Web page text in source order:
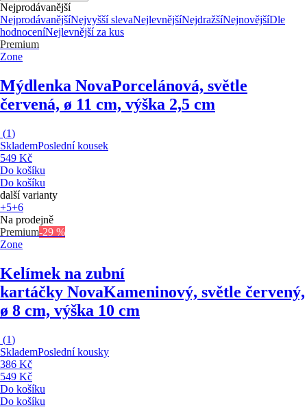
Nejprodávanější
NejprodávanějšíNejvyšší slevaNejlevnějšíNejdražšíNejnovějšíDle
hodnoceníNejlevnější za kus
Premium
Zone
Mýdlenka NovaPorcelánová, světle
červená, ø 11 cm, výška 2,5 cm
(1)
SklademPoslední kousek
549 Kč
Do košíku
Do košíku
další varianty
+5+6
Na prodejně
Premium-29 %
Zone
Kelímek na zubní
kartáčky NovaKameninový, světle červený,
ø 8 cm, výška 10 cm
(1)
SklademPoslední kousky
386 Kč
549 Kč
Do košíku
Do košíku